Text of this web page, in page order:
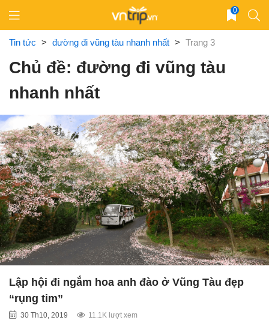
content
0
Tin tức > đường đi vũng tàu nhanh nhất > Trang 3
Chủ đề: đường đi vũng tàu
nhanh nhất
Lập hội đi ngắm hoa anh đào ở Vũng Tàu đẹp
“rụng tim”
30 Th10, 2019 11.1K lượt xem